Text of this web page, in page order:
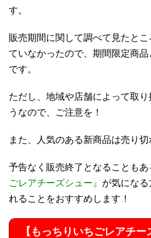
す。
販売期間に関して調べて見たと
ていなかったので、期間限定商
です。
ただし、地域や店舗によって取
うなので、ご注意を！
また、人気のある新商品は売り切
予告なく販売終了となることもあ
ごレアチーズシュー』 が気にな
れることをおすすめします！
【もっちりいちごレアチー